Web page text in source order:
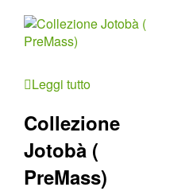
Leggi tutto
Collezione
Jotobà (
PreMass)